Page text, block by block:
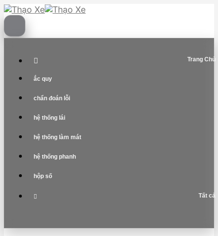
Skip
to
content
Trang Chủ
ắc quy
chẩn đoán lỗi
hệ thống lái
hệ thống làm mát
hệ thống phanh
hộp số
Tất cả